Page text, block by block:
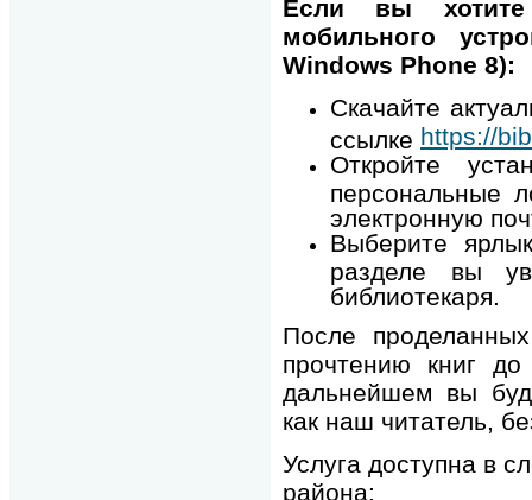
Если вы
мобильного
Windows Phone 8):
Скачайте
ссылке https://
Откройте
персональные
электронную
Выберите
разделе вы
библиотекаря.
После
прочтению книг
дальнейшем вы
как наш читатель,
Услуга доступна в
района: